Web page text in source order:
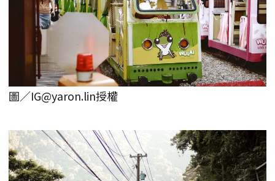
圖／IG@yaron.lin授權